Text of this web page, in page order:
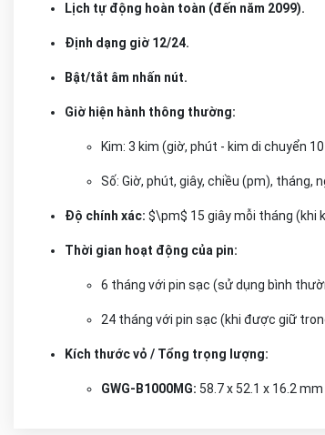
Lịch tự động hoàn toàn (đến năm 2099).
Định dạng giờ 12/24.
Bật/tắt âm nhấn nút.
Giờ hiện hành thông thường:
Kim: 3 kim (giờ, phút - kim di chuyển
Số: Giờ, phút, giây, chiều (pm), tháng,
Độ chính xác: $\pm$ 15 giây mỗi tháng (khi
Thời gian hoạt động của pin:
6 tháng với pin sạc (sử dụng bình
24 tháng với pin sạc (khi được giữ
Kích thước vỏ / Tổng trọng lượng:
GWG-B1000MG: 58.7 x 52.1 x 16.2 mm